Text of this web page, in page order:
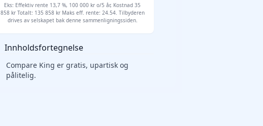
Eks: Effektiv rente 13,7 %, 100 000 kr o/5 år, Kostnad 35
858 kr Totalt: 135 858 kr Maks eff. rente: 24.54. Tilbyderen
drives av selskapet bak denne sammenligningssiden.
Innholdsfortegnelse
Compare King er gratis, upartisk og
pålitelig.